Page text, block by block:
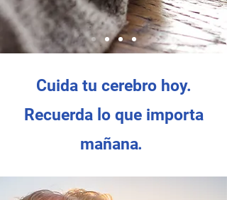
Cuida tu cerebro hoy.
Recuerda lo que importa
mañana.